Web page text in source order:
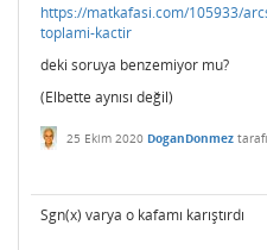
https://matkafasi.com/105933/
toplami-kactir
deki soruya benzemiyor mu?
(Elbette aynısı değil)
25 Ekim 2020 DoganDonmez
Sgn(x) varya o kafamı karıştırdı